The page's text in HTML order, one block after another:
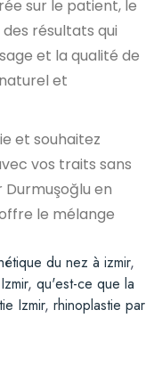
sur le patient, le
résultats qui
et la qualité de
et
et souhaitez
vos traits sans
Durmuşoğlu en
le mélange
du nez à izmir,
, qu'est-ce que la
Izmir, rhinoplastie par